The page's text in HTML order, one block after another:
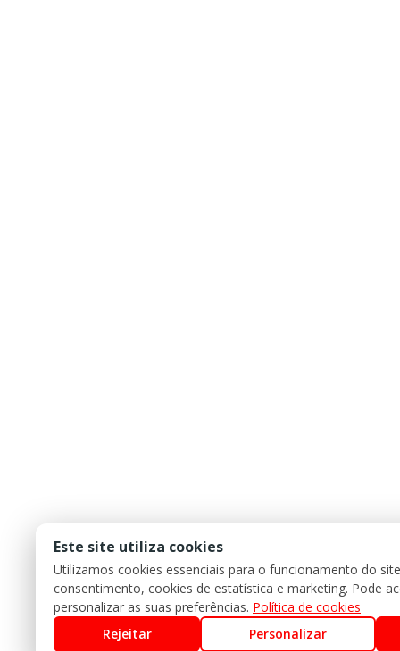
Este site utiliza cookies
Utilizamos cookies essenciais para o funcionamento do
consentimento, cookies de estatística e marketing. Pode
personalizar as suas preferências. Política de cookies
Rejeitar
Personalizar